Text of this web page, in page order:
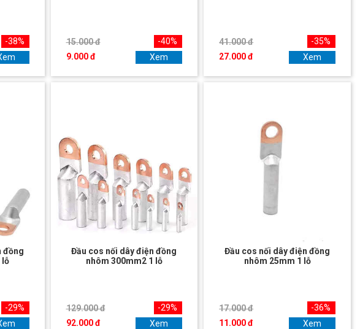
-38%
15.000 đ
9.000 đ
-40%
Xem
41.000 đ
27.000 đ
-35%
Xem
đồng
lỗ
-29%
Đầu cos nối dây điện đồng
nhôm 300mm2 1 lỗ
129.000 đ
92.000 đ
-29%
Xem
Đầu cos nối dây điện đồng
nhôm 25mm 1 lỗ
17.000 đ
11.000 đ
-36%
Xem